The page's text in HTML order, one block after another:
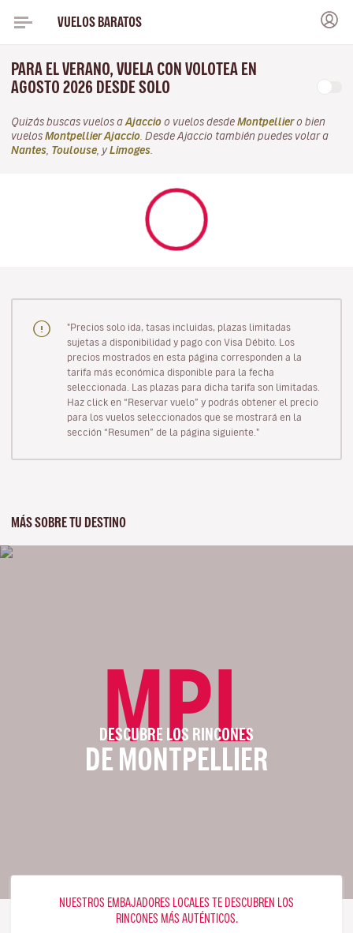
VUELOS BARATOS
PARA EL VERANO, VUELA CON VOLOTEA EN
AGOSTO 2026 DESDE SOLO
Quizás buscas vuelos a Ajaccio o vuelos desde Montpelliero bien
vuelos Montpellier Ajaccio . Desde Ajaccio también puedes volar a
Nantes Toulouse , y Limoges
"Precios solo ida, tasas incluidas, plazas limitadas
sujetas a disponibilidad y pago con Visa Débito. Los
precios mostrados en esta página corresponden a la
tarifa más económica disponible para la fecha
seleccionada. Las plazas para dicha tarifa son limitadas.
Haz click en “Reservar vuelo” y podrás obtener el precio
para los vuelos seleccionados que se mostrará en la
sección “Resumen” de la página siguiente."
MÁS SOBRE TU DESTINO
MPL
DESCUBRE LOS RINCONES
DE MONTPELLIER
NUESTROS EMBAJADORES LOCALES TE DESCUBREN LOS
RINCONES MÁS AUTÉNTICOS.